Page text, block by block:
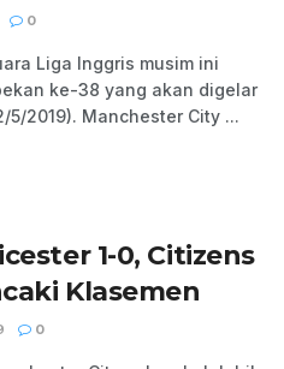
0
Liga Inggris musim ini
ke-38 yang akan digelar
5/2019). Manchester City ...
1-0, Citizens
Klasemen
0